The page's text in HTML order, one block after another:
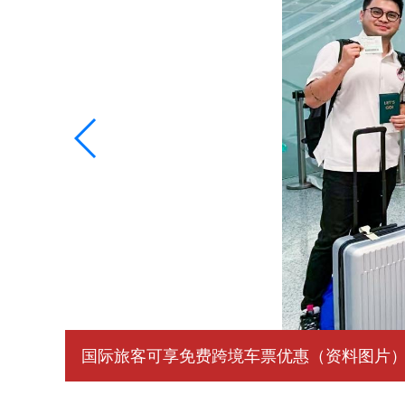
国际旅客可享免费跨境车票优惠（资料图片